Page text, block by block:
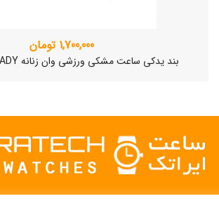
1,700,000 تومان
بند یدکی ساعت مشکی ورزشی وان زنانه CB-KB-ONELADY